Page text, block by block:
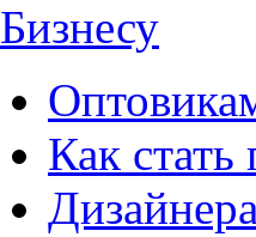
Бизнесу
Как стать